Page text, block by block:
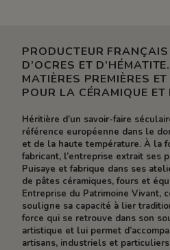
PRODUCTEUR FRANÇAIS
D’OCRES ET
MATIÈRES PREMIÈRES
POUR LA CÉRAMIQUE ET
Héritière d’un savoir-faire
référence européenne dans le
et de la haute température. À la
fabricant, l’entreprise extrait ses
Puisaye et fabrique dans ses
de pâtes céramiques, fours et
Entreprise du Patrimoine Vivant,
souligne sa capacité à lier
force qui se retrouve dans son
artistique et lui permet
artisans, industriels et